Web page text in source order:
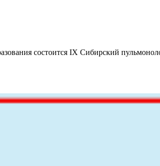
состоится IX Сибирский